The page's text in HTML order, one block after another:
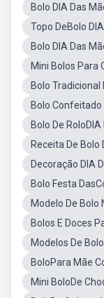
Bolo DIA Das
Topo DeBolo
Bolo DIA Das
Mini Bolos Para
Bolo Tradicional
Bolo Confeitado
Bolo De
Receita De Bolo
Decoração DIA
Bolo Festa
Modelo De Bolo
Bolos E Doces
Modelos De
BoloPara Mãe
Mini BoloDe